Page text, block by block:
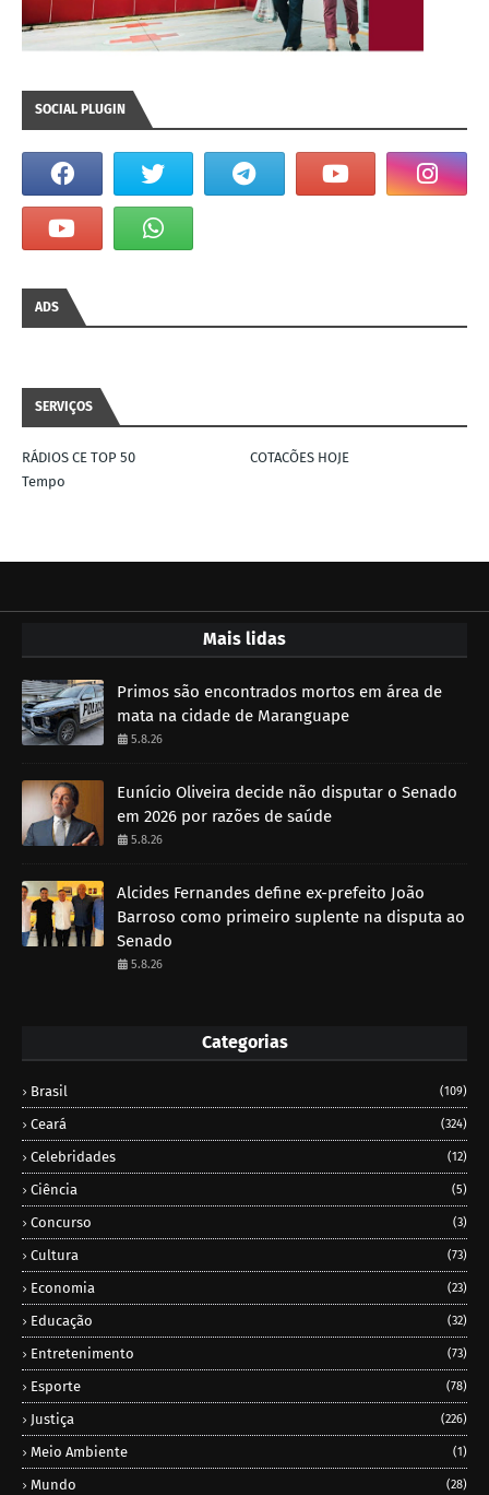
SOCIAL PLUGIN
ADS
SERVIÇOS
RÁDIOS CE TOP 50
COTACÕES HOJE
Tempo
Mais lidas
Primos são encontrados mortos em área de
mata na cidade de Maranguape
5.8.26
Eunício Oliveira decide não disputar o Senado
em 2026 por razões de saúde
5.8.26
Alcides Fernandes define ex-prefeito João
Barroso como primeiro suplente na disputa ao
Senado
5.8.26
Categorias
Brasil (109)
Ceará (324)
Celebridades (12)
Ciência (5)
Concurso (3)
Cultura (73)
Economia (23)
Educação (32)
Entretenimento (73)
Esporte (78)
Justiça (226)
Meio Ambiente (1)
Mundo (28)